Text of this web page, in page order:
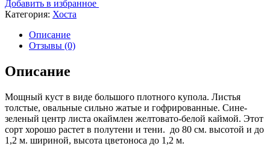
Добавить в избранное
Категория: Хоста
Описание
Отзывы (0)
Описание
Мощный куст в виде большого плотного купола. Листья
толстые, овальные сильно жатые и гофрированные. Сине-
зеленый центр листа окаймлен желтовато-белой каймой. Этот
сорт хорошо растет в полутени и тени. до 80 см. высотой и до
1,2 м. шириной, высота цветоноса до 1,2 м.